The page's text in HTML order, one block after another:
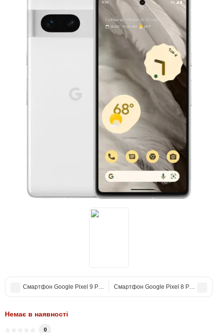
Смартфон Google Pixel 9 Pro XL 16/256Gb Obsidian Global
Смартфон Google Pixel 8 Pro 128Gb
Немає в наявності
0